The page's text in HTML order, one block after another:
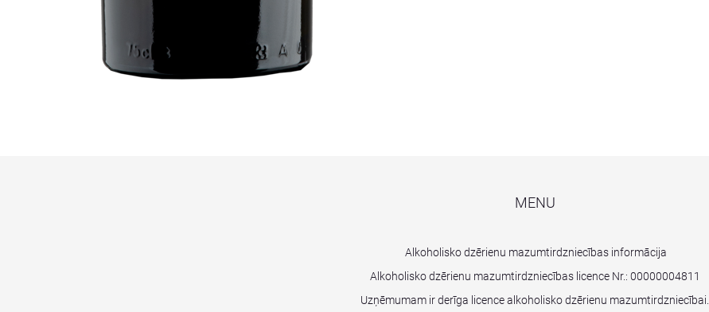
MENU
Alkoholisko dzērienu mazumtirdzniecības informācija
Alkoholisko dzērienu mazumtirdzniecības licence Nr.: 00000004811
Uzņēmumam ir derīga licence alkoholisko dzērienu mazumtirdzniecībai.